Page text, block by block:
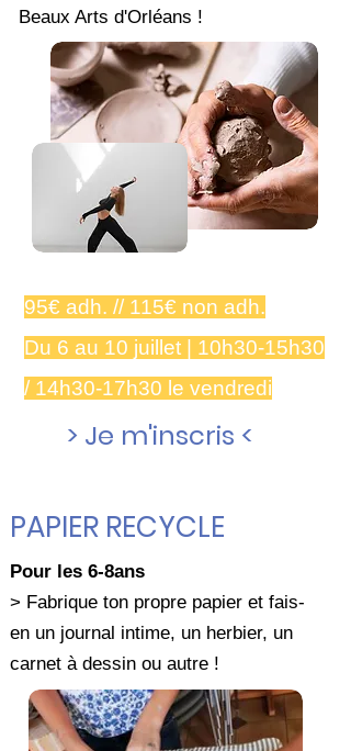
Beaux Arts d'Orléans !
95€ adh. // 115€ non adh.
Du 6 au 10 juillet | 10h30-15h30
/ 14h30-17h30 le vendredi
> Je m'inscris <
PAPIER RECYCLE
Pour les 6-8ans
> Fabrique ton propre papier et fais-
en un journal intime, un herbier, un
carnet à dessin ou autre !